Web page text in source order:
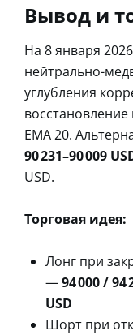
Вывод и
На 8 января
нейтрально-
углубления
восстановление
EMA 20.
90 231–90 009
USD.
Торговая идея:
Лонг при
—94 000 / 94
USD
Шорт при